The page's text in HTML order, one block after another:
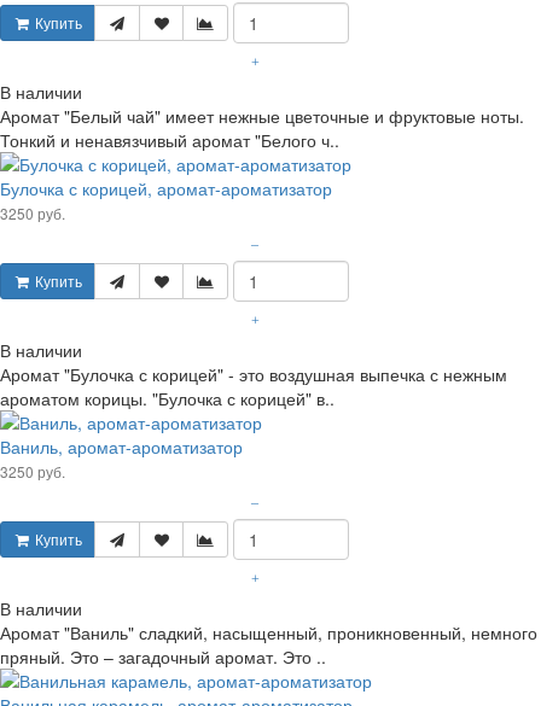
Купить
+
В наличии
Аромат "Белый чай" имеет нежные цветочные и фруктовые ноты.
Тонкий и ненавязчивый аромат "Белого ч..
Булочка с корицей, аромат-ароматизатор
3250 руб.
Купить
–
+
В наличии
Аромат "Булочка с корицей" - это воздушная выпечка с нежным
ароматом корицы. "Булочка с корицей" в..
Ваниль, аромат-ароматизатор
3250 руб.
Купить
–
+
В наличии
Аромат "Ваниль" сладкий, насыщенный, проникновенный, немного
пряный. Это – загадочный аромат. Это ..